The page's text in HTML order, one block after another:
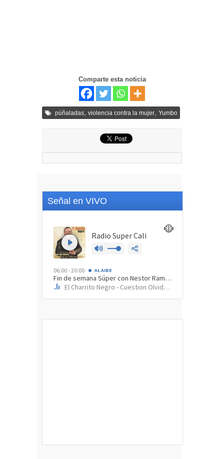
Comparte esta noticia
púñaladas violencia contra la mujer Yumbo
Señal en VIVO